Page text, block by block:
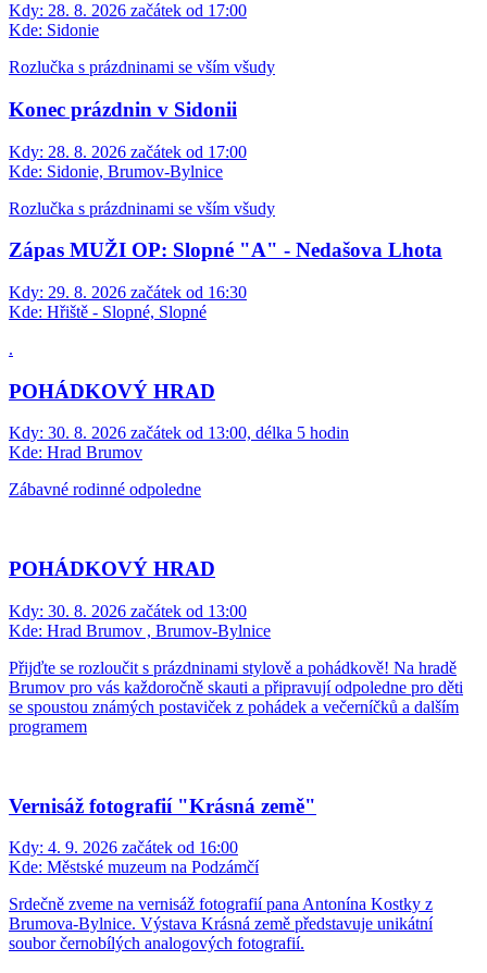
Kdy: 28. 8. 2026 začátek od 17:00
Kde: Sidonie
Rozlučka s prázdninami se vším všudy
Konec prázdnin v Sidonii
Kdy: 28. 8. 2026 začátek od 17:00
Kde: Sidonie, Brumov-Bylnice
Rozlučka s prázdninami se vším všudy
Zápas MUŽI OP: Slopné "A" - Nedašova Lhota
Kdy: 29. 8. 2026 začátek od 16:30
Kde: Hřiště - Slopné, Slopné
.
POHÁDKOVÝ HRAD
Kdy: 30. 8. 2026 začátek od 13:00, délka 5 hodin
Kde: Hrad Brumov
Zábavné rodinné odpoledne
POHÁDKOVÝ HRAD
Kdy: 30. 8. 2026 začátek od 13:00
Kde: Hrad Brumov , Brumov-Bylnice
Přijďte se rozloučit s prázdninami stylově a pohádkově! Na hradě
Brumov pro vás každoročně skauti a připravují odpoledne pro děti
se spoustou známých postaviček z pohádek a večerníčků a dalším
programem
Vernisáž fotografií "Krásná země"
Kdy: 4. 9. 2026 začátek od 16:00
Kde: Městské muzeum na Podzámčí
Srdečně zveme na vernisáž fotografií pana Antonína Kostky z
Brumova-Bylnice. Výstava Krásná země představuje unikátní
soubor černobílých analogových fotografií.